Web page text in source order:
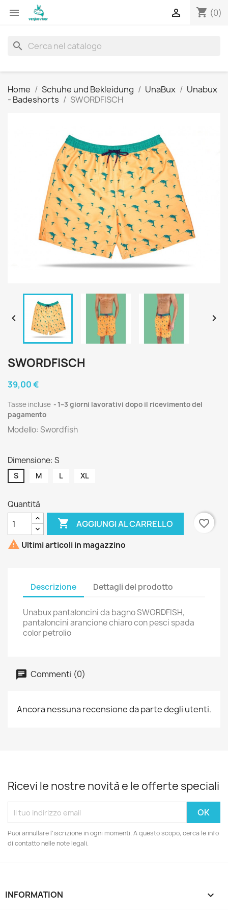
 shopping_cart (0)

search
Home Schuhe und Bekleidung UnaBux
Unabux
- Badeshorts
SWORDFISCH
 
SWORDFISCH
39,00 €
Tasse incluse
1–3 giorni lavorativi dopo il ricevimento del
pagamento
Modello: Swordfish
Dimensione: S
S M L XL
Quantità
 AGGIUNGI AL CARRELLO
favorite_border
 Ultimi articoli in magazzino
Descrizione Dettagli del prodotto
Unabux pantaloncini da bagno SWORDFISH,
pantaloncini arancione chiaro con pesci spada
color petrolio
Commenti (0)
Ancora nessuna recensione da parte degli utenti.
Ricevi le nostre novità e le offerte speciali
Puoi annullare l'iscrizione in ogni momenti. A questo scopo, cerca le info
di contatto nelle note legali.
INFORMATION 